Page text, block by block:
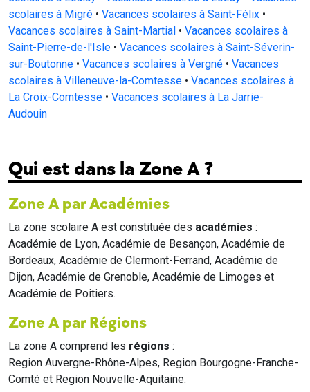
scolaires à Migré • Vacances scolaires à Saint-Félix •
Vacances scolaires à Saint-Martial • Vacances scolaires à
Saint-Pierre-de-l'Isle • Vacances scolaires à Saint-Séverin-
sur-Boutonne • Vacances scolaires à Vergné • Vacances
scolaires à Villeneuve-la-Comtesse • Vacances scolaires à
La Croix-Comtesse • Vacances scolaires à La Jarrie-
Audouin
Qui est dans la Zone A ?
Zone A par Académies
La zone scolaire A est constituée des académies :
Académie de Lyon, Académie de Besançon, Académie de
Bordeaux, Académie de Clermont-Ferrand, Académie de
Dijon, Académie de Grenoble, Académie de Limoges et
Académie de Poitiers.
Zone A par Régions
La zone A comprend les régions :
Region Auvergne-Rhône-Alpes, Region Bourgogne-Franche-
Comté et Region Nouvelle-Aquitaine.